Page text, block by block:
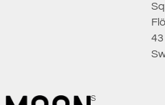
S